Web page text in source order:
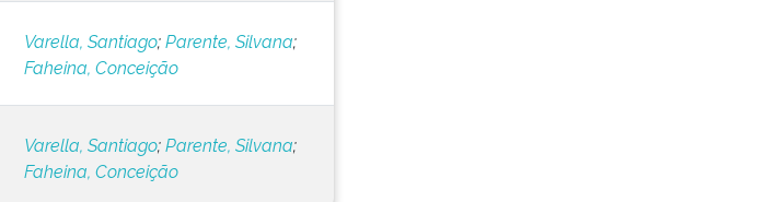
Varella, Santiago;Parente, Silvana;
Faheina, Conceição
Varella, Santiago;Parente, Silvana;
Faheina, Conceição